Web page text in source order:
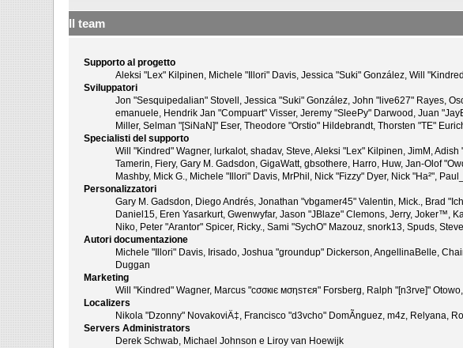
Il team
Supporto al progetto
Aleksi "Lex" Kilpinen, Michele "Illori" Davis, Jessica "Suki" González, Will
Sviluppatori
Jon "Sesquipedalian" Stovell, Jessica "Suki" González, John "live627" Rayes,
emanuele, Hendrik Jan "Compuart" Visser, Jeremy "SleePy" Darwood, Juan
Miller, Selman "[SiNaN]" Eser, Theodore "Orstio" Hildebrandt, Thorsten "TE"
Specialisti del supporto
Will "Kindred" Wagner, lurkalot, shadav, Steve, Aleksi "Lex" Kilpinen, JimM,
Tamerin, Fiery, Gary M. Gadsdon, GigaWatt, gbsothere, Harro, Huw, Jan-Olof
Mashby, Mick G., Michele "Illori" Davis, MrPhil, Nick "Fizzy" Dyer, Nick "Ha²",
Personalizzatori
Gary M. Gadsdon, Diego Andrés, Jonathan "vbgamer45" Valentin, Mick., Brad
Daniel15, Eren Yasarkurt, Gwenwyfar, Jason "JBlaze" Clemons, Jerry, Joker™,
Niko, Peter "Arantor" Spicer, Ricky., Sami "SychO" Mazouz, snork13, Spuds,
Autori documentazione
Michele "Illori" Davis, Irisado, Joshua "groundup" Dickerson, AngellinaBelle,
Duggan
Marketing
Will "Kindred" Wagner, Marcus "cσσкιє мσηѕтєя" Forsberg, Ralph "[n3rve]"
Localizers
Nikola "Dzonny" NovakoviÄ‡, Francisco "d3vcho" DomÃ­nguez, m4z, Relyana,
Servers Administrators
Derek Schwab, Michael Johnson e Liroy van Hoewijk